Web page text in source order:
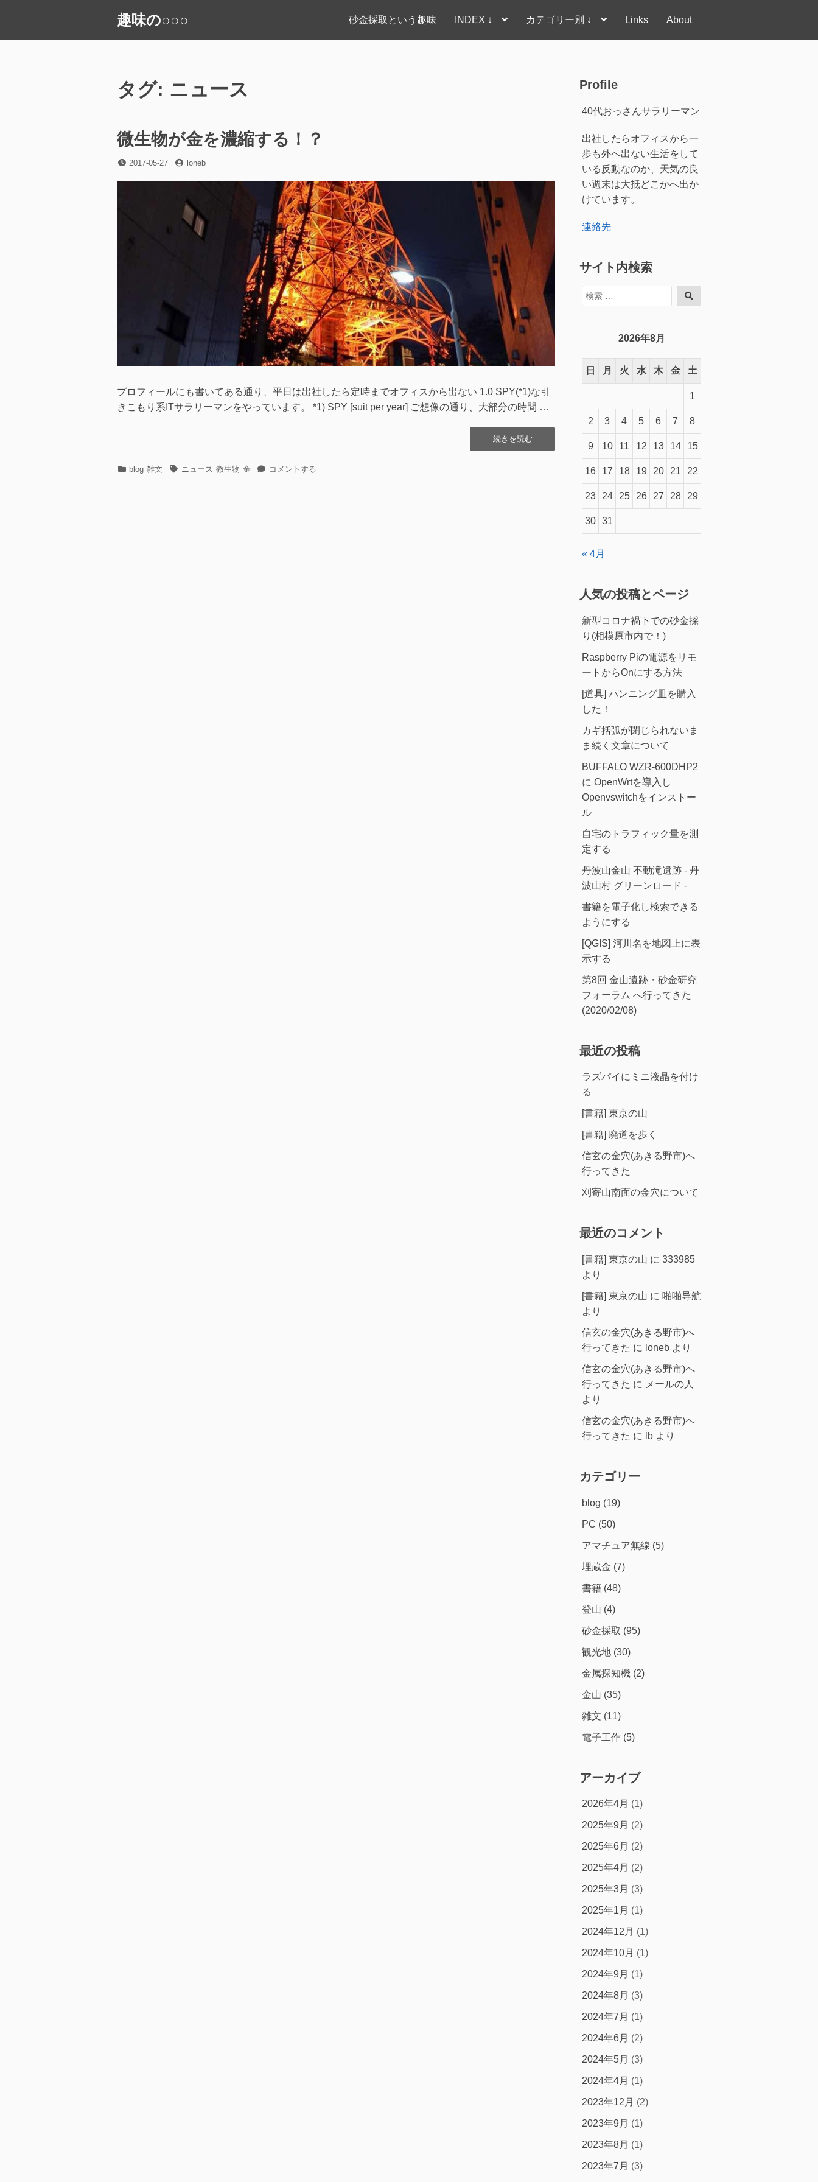
テ
趣味の○○○ 砂金採取という趣味 INDEX ↓ カテゴリー別 ↓ Links About
タグ: ニュース
微生物が金を濃縮する！？
投
2017-05-27
投loneb
プロフィールにも書いてある通り、平日は出社したら定時までオフィスから出ない 1.0 SPY(*1)な引
きこもり系ITサラリーマンをやっています。 *1) SPY [suit per year] ご想像の通り、大部分の時間 …
“微
生
続きを読む
カ
blog 雑文
タ
ニュース 微生物 金
微
コメントする
Profile
40代おっさんサラリーマン
出社したらオフィスから一
歩も外へ出ない生活をして
いる反動なのか、天気の良
い週末は大抵どこかへ出か
けています。
連絡先
サイト内検索
検
索
索
2026年8月
日 月 火 水 木 金 土
1
2 3 4 5 6 7 8
9 10 11 12 13 14 15
16 17 18 19 20 21 22
23 24 25 26 27 28 29
30 31
« 4月
人気の投稿とページ
新型コロナ禍下での砂金採
り(相模原市内で！)
Raspberry Piの電源をリモ
ートからOnにする方法
[道具] パンニング皿を購入
した！
カギ括弧が閉じられないま
ま続く文章について
BUFFALO WZR-600DHP2
に OpenWrtを導入し
Openvswitchをインストー
ル
自宅のトラフィック量を測
定する
丹波山金山 不動滝遺跡 - 丹
波山村 グリーンロード -
書籍を電子化し検索できる
ようにする
[QGIS] 河川名を地図上に表
示する
第8回 金山遺跡・砂金研究
フォーラム へ行ってきた
(2020/02/08)
最近の投稿
ラズパイにミニ液晶を付け
る
[書籍] 東京の山
[書籍] 廃道を歩く
信玄の金穴(あきる野市)へ
行ってきた
刈寄山南面の金穴について
最近のコメント
[書籍] 東京の山 に 333985
より
[書籍] 東京の山 に 啪啪导航
より
信玄の金穴(あきる野市)へ
行ってきた に loneb より
信玄の金穴(あきる野市)へ
行ってきた に メールの人
より
信玄の金穴(あきる野市)へ
行ってきた に lb より
カテゴリー
blog (19)
PC (50)
アマチュア無線 (5)
埋蔵金 (7)
書籍 (48)
登山 (4)
砂金採取 (95)
観光地 (30)
金属探知機 (2)
金山 (35)
雑文 (11)
電子工作 (5)
アーカイブ
2026年4月 (1)
2025年9月 (2)
2025年6月 (2)
2025年4月 (2)
2025年3月 (3)
2025年1月 (1)
2024年12月 (1)
2024年10月 (1)
2024年9月 (1)
2024年8月 (3)
2024年7月 (1)
2024年6月 (2)
2024年5月 (3)
2024年4月 (1)
2023年12月 (2)
2023年9月 (1)
2023年8月 (1)
2023年7月 (3)